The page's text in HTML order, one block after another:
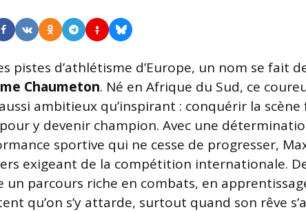
pistes d’athlétisme d’Europe, un nom se fait
Chaumeton. Né en Afrique du Sud, ce
ambitieux qu’inspirant : conquérir la
y devenir champion. Avec une
sportive qui ne cesse de progresser,
exigeant de la compétition internationale.
un parcours riche en combats, en
qu’on s’y attarde, surtout quand son rêve